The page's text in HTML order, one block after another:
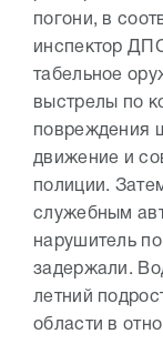
погони, в
инспектор
табельное
выстрелы по
повреждения
движение и
полиции.
служебным
нарушитель
задержали.
летний
области в